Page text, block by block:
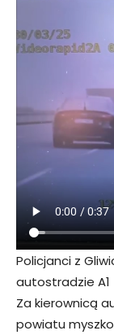
Policjanci z
autostradzie A1
Za kierownicą
powiatu